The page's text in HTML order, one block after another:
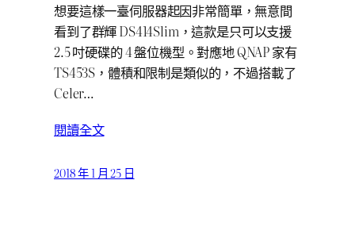
想要這樣一臺伺服器起因非常簡單，無意間
看到了群輝 DS414Slim，這款是只可以支援
2.5 吋硬碟的 4 盤位機型。對應地 QNAP 家有
TS453S，體積和限制是類似的，不過搭載了
Celer…
閱讀全文
2018 年 1 月 25 日